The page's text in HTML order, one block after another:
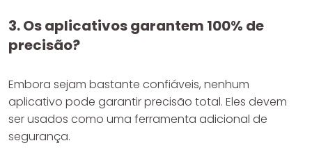
3. Os aplicativos garantem 100% de
precisão?
Embora sejam bastante confiáveis, nenhum
aplicativo pode garantir precisão total. Eles devem
ser usados como uma ferramenta adicional de
segurança.